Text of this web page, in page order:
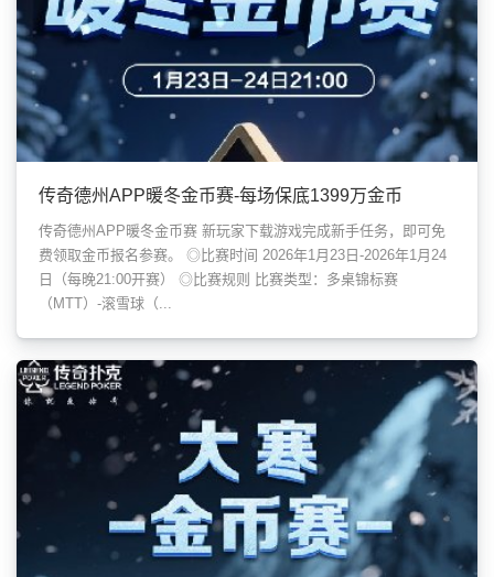
传奇德州APP暖冬金币赛-每场保底1399万金币
传奇德州APP暖冬金币赛 新玩家下载游戏完成新手任务，即可免
费领取金币报名参赛。 ◎比赛时间 2026年1月23日-2026年1月24
日（每晚21:00开赛） ◎比赛规则 比赛类型：多桌锦标赛
（MTT）-滚雪球（...